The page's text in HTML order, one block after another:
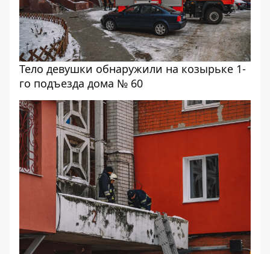
Тело девушки обнаружили на козырьке 1-
го подъезда дома № 60